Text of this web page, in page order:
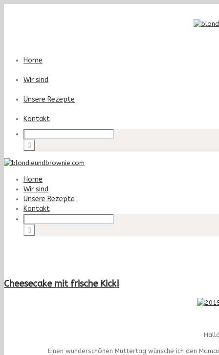
Home
Wir sind
Unsere Rezepte
Kontakt
Home
Wir sind
Unsere Rezepte
Kontakt
Cheesecake mit frische Kick!
Einen wunderschönen Muttertag wünsche ich den